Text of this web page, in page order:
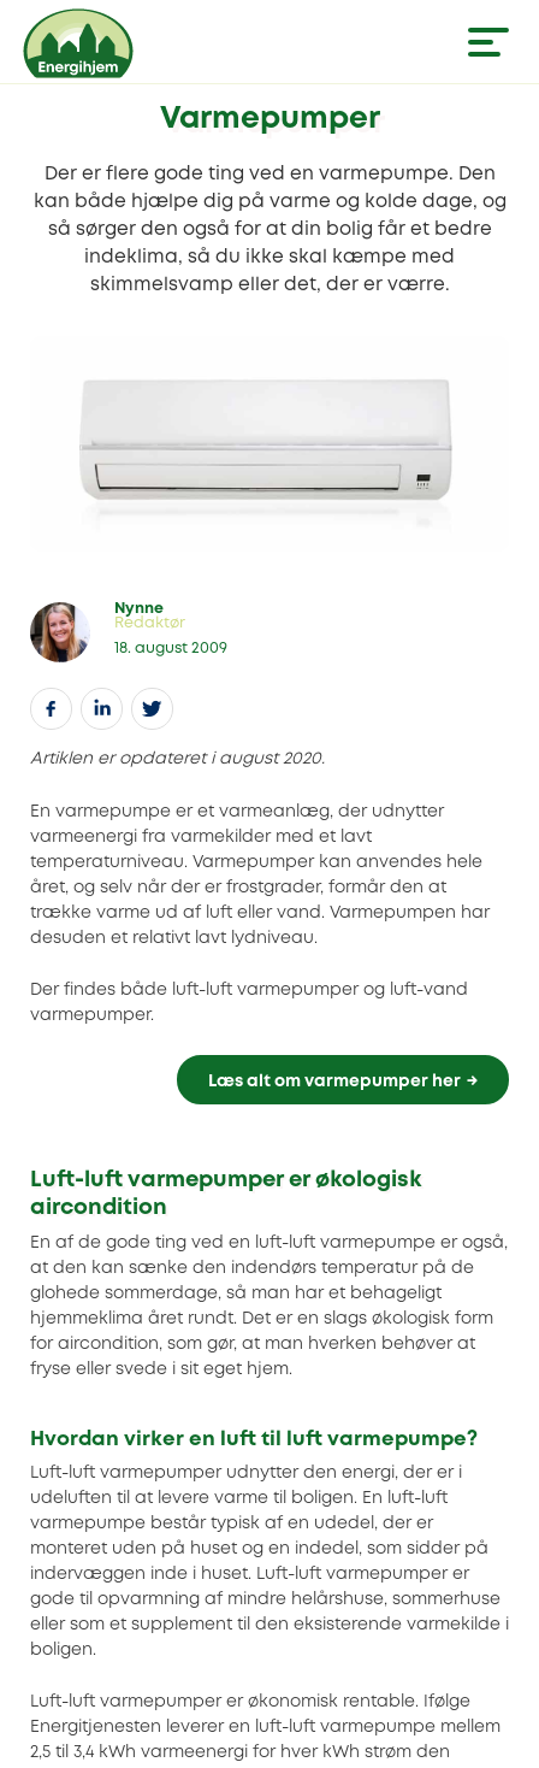
Varmepumper
Der er flere gode ting ved en varmepumpe. Den
kan både hjælpe dig på varme og kolde dage, og
så sørger den også for at din bolig får et bedre
indeklima, så du ikke skal kæmpe med
skimmelsvamp eller det, der er værre.
Nynne
Redaktør
18. august 2009
Artiklen er opdateret i august 2020.
En varmepumpe er et varmeanlæg, der udnytter
varmeenergi fra varmekilder med et lavt
temperaturniveau. Varmepumper kan anvendes hele
året, og selv når der er frostgrader, formår den at
trække varme ud af luft eller vand. Varmepumpen har
desuden et relativt lavt lydniveau.
Der findes både luft-luft varmepumper og luft-vand
varmepumper.
Læs alt om varmepumper her
Luft-luft varmepumper er økologisk
aircondition
En af de gode ting ved en luft-luft varmepumpe er også,
at den kan sænke den indendørs temperatur på de
glohede sommerdage, så man har et behageligt
hjemmeklima året rundt. Det er en slags økologisk form
for aircondition, som gør, at man hverken behøver at
fryse eller svede i sit eget hjem.
Hvordan virker en luft til luft varmepumpe?
Luft-luft varmepumper udnytter den energi, der er i
udeluften til at levere varme til boligen. En luft-luft
varmepumpe består typisk af en udedel, der er
monteret uden på huset og en indedel, som sidder på
indervæggen inde i huset. Luft-luft varmepumper er
gode til opvarmning af mindre helårshuse, sommerhuse
eller som et supplement til den eksisterende varmekilde i
boligen.
Luft-luft varmepumper er økonomisk rentable. Ifølge
Energitjenesten leverer en luft-luft varmepumpe mellem
2,5 til 3,4 kWh varmeenergi for hver kWh strøm den